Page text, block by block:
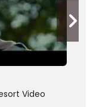
Video